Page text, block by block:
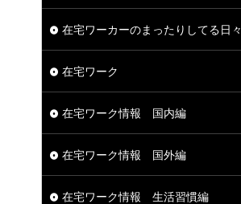
在宅ワーカーのまったりしてる日々
在宅ワーク
在宅ワーク情報 国内編
在宅ワーク情報 国外編
在宅ワーク情報 生活習慣編